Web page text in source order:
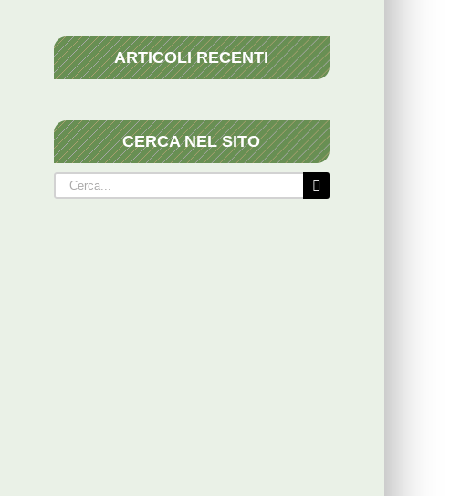
ARTICOLI RECENTI
CERCA NEL SITO
Cerca
per: